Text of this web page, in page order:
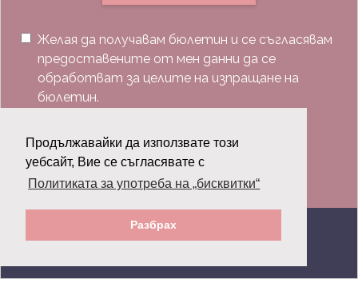
Продължавайки да използвате този
уебсайт, Вие се съгласявате с
Политиката за употреба на „бисквитки“
Разбрах
Желая да получавам бюлетин и се съгласявам
предоставените от мен данни да се
обработват за целите на изпращане на
бюлетин.
Последвай ни:
© 2026 Grazia.bg - Всички права запазени